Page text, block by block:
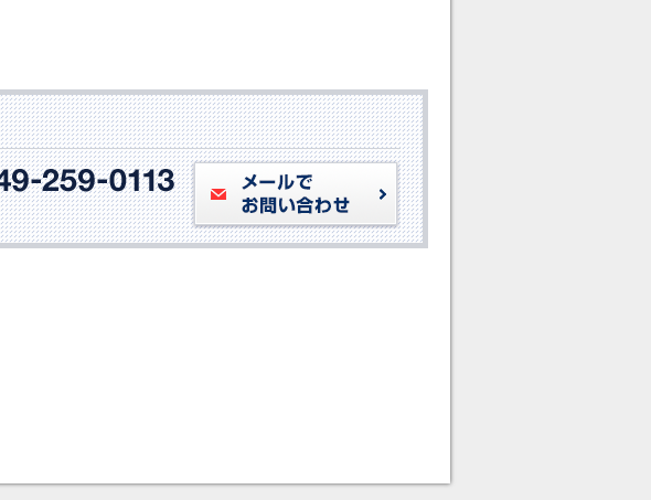
メールでお問い合わせ